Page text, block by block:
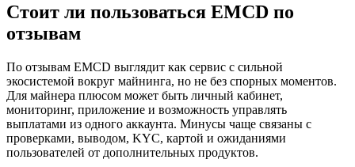
Стоит ли пользоваться EMCD по
отзывам
По отзывам EMCD выглядит как сервис с сильной
экосистемой вокруг майнинга, но не без спорных моментов.
Для майнера плюсом может быть личный кабинет,
мониторинг, приложение и возможность управлять
выплатами из одного аккаунта. Минусы чаще связаны с
проверками, выводом, KYC, картой и ожиданиями
пользователей от дополнительных продуктов.